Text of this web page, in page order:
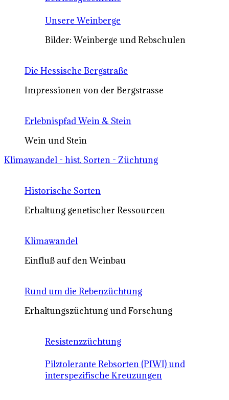
Unsere Weinberge
Bilder: Weinberge und Rebschulen
Die Hessische Bergstraße
Impressionen von der Bergstrasse
Erlebnispfad Wein & Stein
Wein und Stein
Klimawandel - hist. Sorten - Züchtung
Historische Sorten
Erhaltung genetischer Ressourcen
Klimawandel
Einfluß auf den Weinbau
Rund um die Rebenzüchtung
Erhaltungszüchtung und Forschung
Resistenzzüchtung
Pilztolerante Rebsorten (PIWI) und
interspezifische Kreuzungen